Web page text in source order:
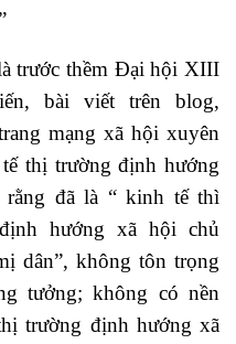
trước thềm Đại hội XIII
bài viết trên blog,
mạng xã hội xuyên
thị trường định hướng
đã là “ kinh tế thì
hướng xã hội chủ
dân”, không tôn trọng
tưởng; không có nền
trường định hướng xã